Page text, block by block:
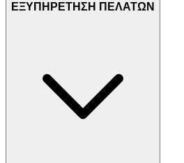
ΕΞΥΠΗΡΕΤΗΣΗ ΠΕΛΑΤΩΝ